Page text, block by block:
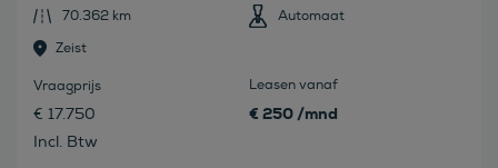
70.362 km
Automaat
Zeist
Vraagprijs
€ 17.750
Incl. Btw
Leasen vanaf
€ 250 /mnd